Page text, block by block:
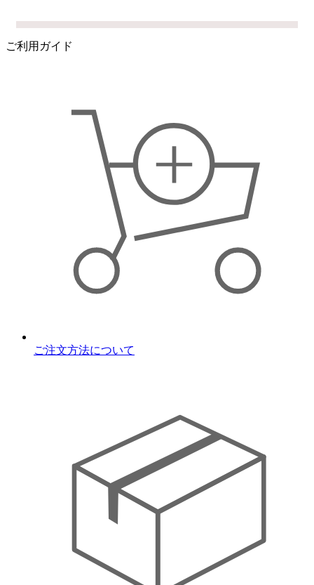
ご利用ガイド
ご注文方法について